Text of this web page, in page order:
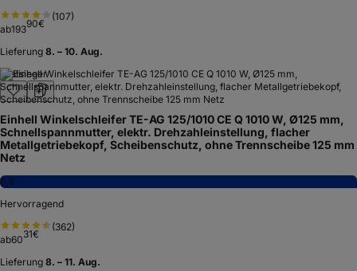
(107)
ab19390€
Lieferung 8. – 10. Aug.
Testsieger
Einhell Winkelschleifer TE-AG 125/1010 CE Q 1010 W, Ø125 mm,
Schnellspannmutter, elektr. Drehzahleinstellung, flacher
Metallgetriebekopf, Scheibenschutz, ohne Trennscheibe 125 mm
Netz
8,9
Hervorragend
(362)
ab6031€
Lieferung 8. – 11. Aug.